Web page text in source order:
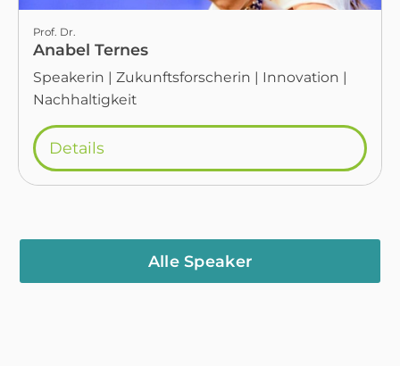
Prof. Dr.
Anabel Ternes
Speakerin | Zukunftsforscherin | Innovation |
Nachhaltigkeit
Details
Alle Speaker